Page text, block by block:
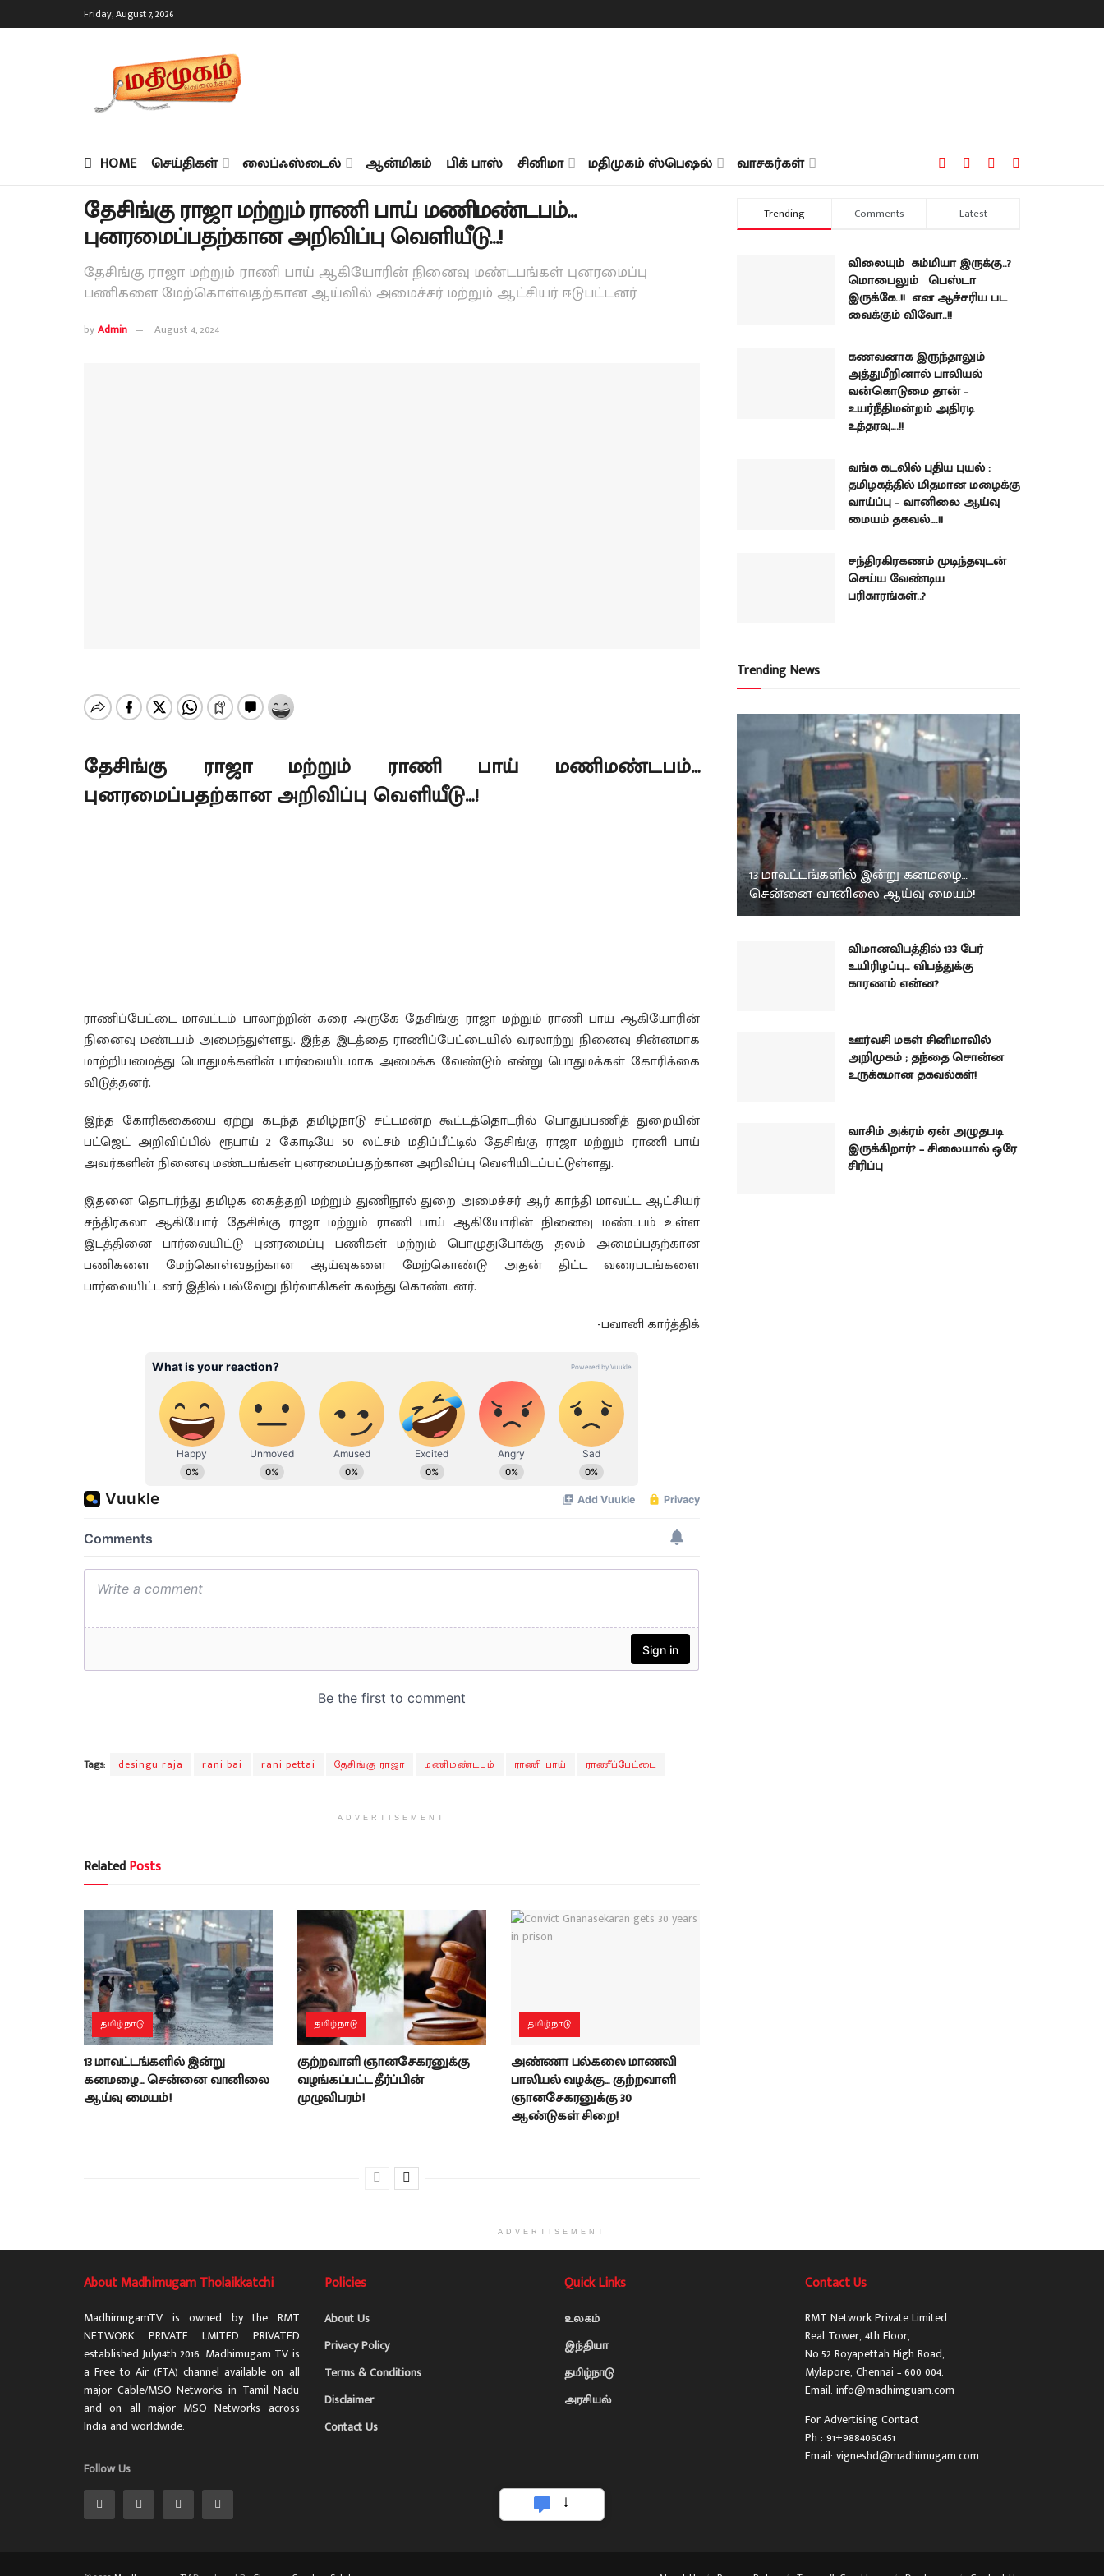
Friday, August 7, 2026
HOME செய்திகள் லைப்ஃஸ்டைல் ஆன்மிகம் பிக் பாஸ் சினிமா மதிமுகம் ஸ்பெஷல் வாசகர்கள்
தேசிங்கு ராஜா மற்றும் ராணி பாய் மணிமண்டபம்…
புனரமைப்பதற்கான அறிவிப்பு வெளியீடு…!
தேசிங்கு ராஜா மற்றும் ராணி பாய் ஆகியோரின் நினைவு மண்டபங்கள் புனரமைப்பு
பணிகளை மேற்கொள்வதற்கான ஆய்வில் அமைச்சர் மற்றும் ஆட்சியர் ஈடுபட்டனர்
byAdmin August 4, 2024
தேசிங்கு ராஜா மற்றும் ராணி பாய் மணிமண்டபம்…
புனரமைப்பதற்கான அறிவிப்பு வெளியீடு…!
ராணிப்பேட்டை மாவட்டம் பாலாற்றின் கரை அருகே தேசிங்கு ராஜா மற்றும் ராணி பாய் ஆகியோரின்
நினைவு மண்டபம் அமைந்துள்ளது. இந்த இடத்தை ராணிப்பேட்டையில் வரலாற்று நினைவு சின்னமாக
மாற்றியமைத்து பொதுமக்களின் பார்வையிடமாக அமைக்க வேண்டும் என்று பொதுமக்கள் கோரிக்கை
விடுத்தனர்.
இந்த கோரிக்கையை ஏற்று கடந்த தமிழ்நாடு சட்டமன்ற கூட்டத்தொடரில் பொதுப்பணித் துறையின்
பட்ஜெட் அறிவிப்பில் ரூபாய் 2 கோடியே 50 லட்சம் மதிப்பீட்டில் தேசிங்கு ராஜா மற்றும் ராணி பாய்
அவர்களின் நினைவு மண்டபங்கள் புனரமைப்பதற்கான அறிவிப்பு வெளியிடப்பட்டுள்ளது.
இதனை தொடர்ந்து தமிழக கைத்தறி மற்றும் துணிநூல் துறை அமைச்சர் ஆர் காந்தி மாவட்ட ஆட்சியர்
சந்திரகலா ஆகியோர் தேசிங்கு ராஜா மற்றும் ராணி பாய் ஆகியோரின் நினைவு மண்டபம் உள்ள
இடத்தினை பார்வையிட்டு புனரமைப்பு பணிகள் மற்றும் பொழுதுபோக்கு தலம் அமைப்பதற்கான
பணிகளை மேற்கொள்வதற்கான ஆய்வுகளை மேற்கொண்டு அதன் திட்ட வரைபடங்களை
பார்வையிட்டனர் இதில் பல்வேறு நிர்வாகிகள் கலந்து கொண்டனர்.
-பவானி கார்த்திக்
Tags: desingu raja rani bai rani pettai தேசிங்கு ராஜா மணிமண்டபம் ராணி பாய் ராணீப்பேட்டை
ADVERTISEMENT
RelatedPosts
தமிழ்நாடு
13 மாவட்டங்களில் இன்று
கனமழை… சென்னை வானிலை
ஆய்வு மையம்!
தமிழ்நாடு
குற்றவாளி ஞானசேகரனுக்கு
வழங்கப்பட்ட தீர்ப்பின்
முழுவிபரம்!
தமிழ்நாடு
அண்ணா பல்கலை மாணவி
பாலியல் வழக்கு… குற்றவாளி
ஞானசேகரனுக்கு 30
ஆண்டுகள் சிறை!
Trending Comments Latest
விலையும் கம்மியா இருக்கு..?
மொபைலும் பெஸ்டா
இருக்கே..!! என ஆச்சரிய பட
வைக்கும் விவோ..!!
கணவனாக இருந்தாலும்
அத்துமீறினால் பாலியல்
வன்கொடுமை தான் –
உயர்நீதிமன்றம் அதிரடி
உத்தரவு….!!
வங்க கடலில் புதிய புயல் :
தமிழகத்தில் மிதமான மழைக்கு
வாய்ப்பு – வானிலை ஆய்வு
மையம் தகவல்….!!
சந்திரகிரகணம் முடிந்தவுடன்
செய்ய வேண்டிய
பரிகாரங்கள்..?
Trending News
13 மாவட்டங்களில் இன்று கனமழை…
சென்னை வானிலை ஆய்வு மையம்!
விமானவிபத்தில் 133 பேர்
உயிரிழப்பு… விபத்துக்கு
காரணம் என்ன?
ஊர்வசி மகள் சினிமாவில்
அறிமுகம் ; தந்தை சொன்ன
உருக்கமான தகவல்கள்!
வாசிம் அக்ரம் ஏன் அழுதபடி
இருக்கிறார்? – சிலையால் ஒரே
சிரிப்பு
ADVERTISEMENT
About Madhimugam Tholaikkatchi
MadhimugamTV is owned by the RMT
NETWORK PRIVATE LMITED PRIVATED
established July14th 2016. Madhimugam TV is
a Free to Air (FTA) channel available on all
major Cable/MSO Networks in Tamil Nadu
and on all major MSO Networks across
India and worldwide.
Follow Us
Policies
About Us
Privacy Policy
Terms & Conditions
Disclaimer
Contact Us
Quick Links
உலகம்
இந்தியா
தமிழ்நாடு
அரசியல்
Contact Us
RMT Network Private Limited
Real Tower, 4th Floor,
No.52 Royapettah High Road,
Mylapore, Chennai – 600 004.
Email: info@madhimguam.com
For Advertising Contact
Ph : 91+9884060451
Email: vigneshd@madhimugam.com